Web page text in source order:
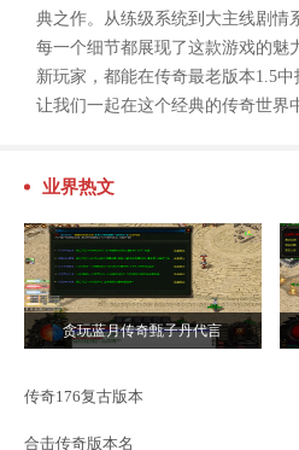
典之作。从练级系统到大主线剧情
每一个细节都展现了这款游戏的魅
新玩家，都能在传奇最老版本1.5中
让我们一起在这个经典的传奇世界
业界热文
贪玩蓝月传奇甄子丹代言
传奇176复古版本
合击传奇版本名